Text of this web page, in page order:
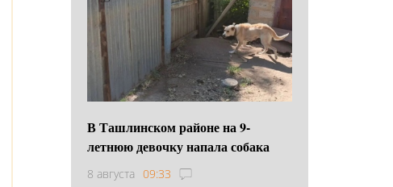
В Ташлинском районе на 9-
летнюю девочку напала собака
8 августа 09:33